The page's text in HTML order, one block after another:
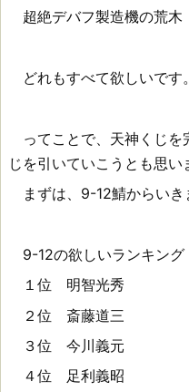
超絶デバフ製造機の荒木
どれもすべて欲しいです。
ってことで、天神くじを
じを引いていこうとも思い
まずは、9-12鯖からいき
9-12の欲しいランキング
１位 明智光秀
２位 斎藤道三
３位 今川義元
４位 足利義昭